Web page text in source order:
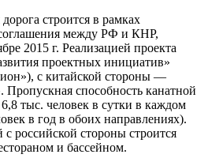
строится в рамках
между РФ и КНР,
2015 г. Реализацией проекта
проектных инициатив»
с китайской стороны —
способность канатной
тыс. человек в сутки в каждом
в год в обоих направлениях).
российской стороны строится
и бассейном.